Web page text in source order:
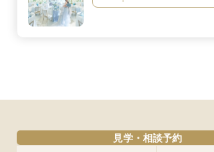
見学・相談予約